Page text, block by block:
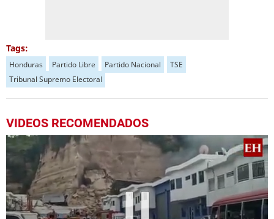
Tags:
Honduras Partido Libre Partido Nacional
TSE
Tribunal Supremo Electoral
VIDEOS RECOMENDADOS